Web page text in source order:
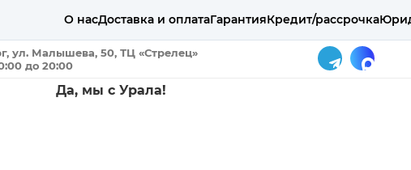
О насДоставка и оплатаГарантияКредит/рассрочка
ул. Малышева, 50, ТЦ «Стрелец»
до 20:00
Да, мы с Урала!